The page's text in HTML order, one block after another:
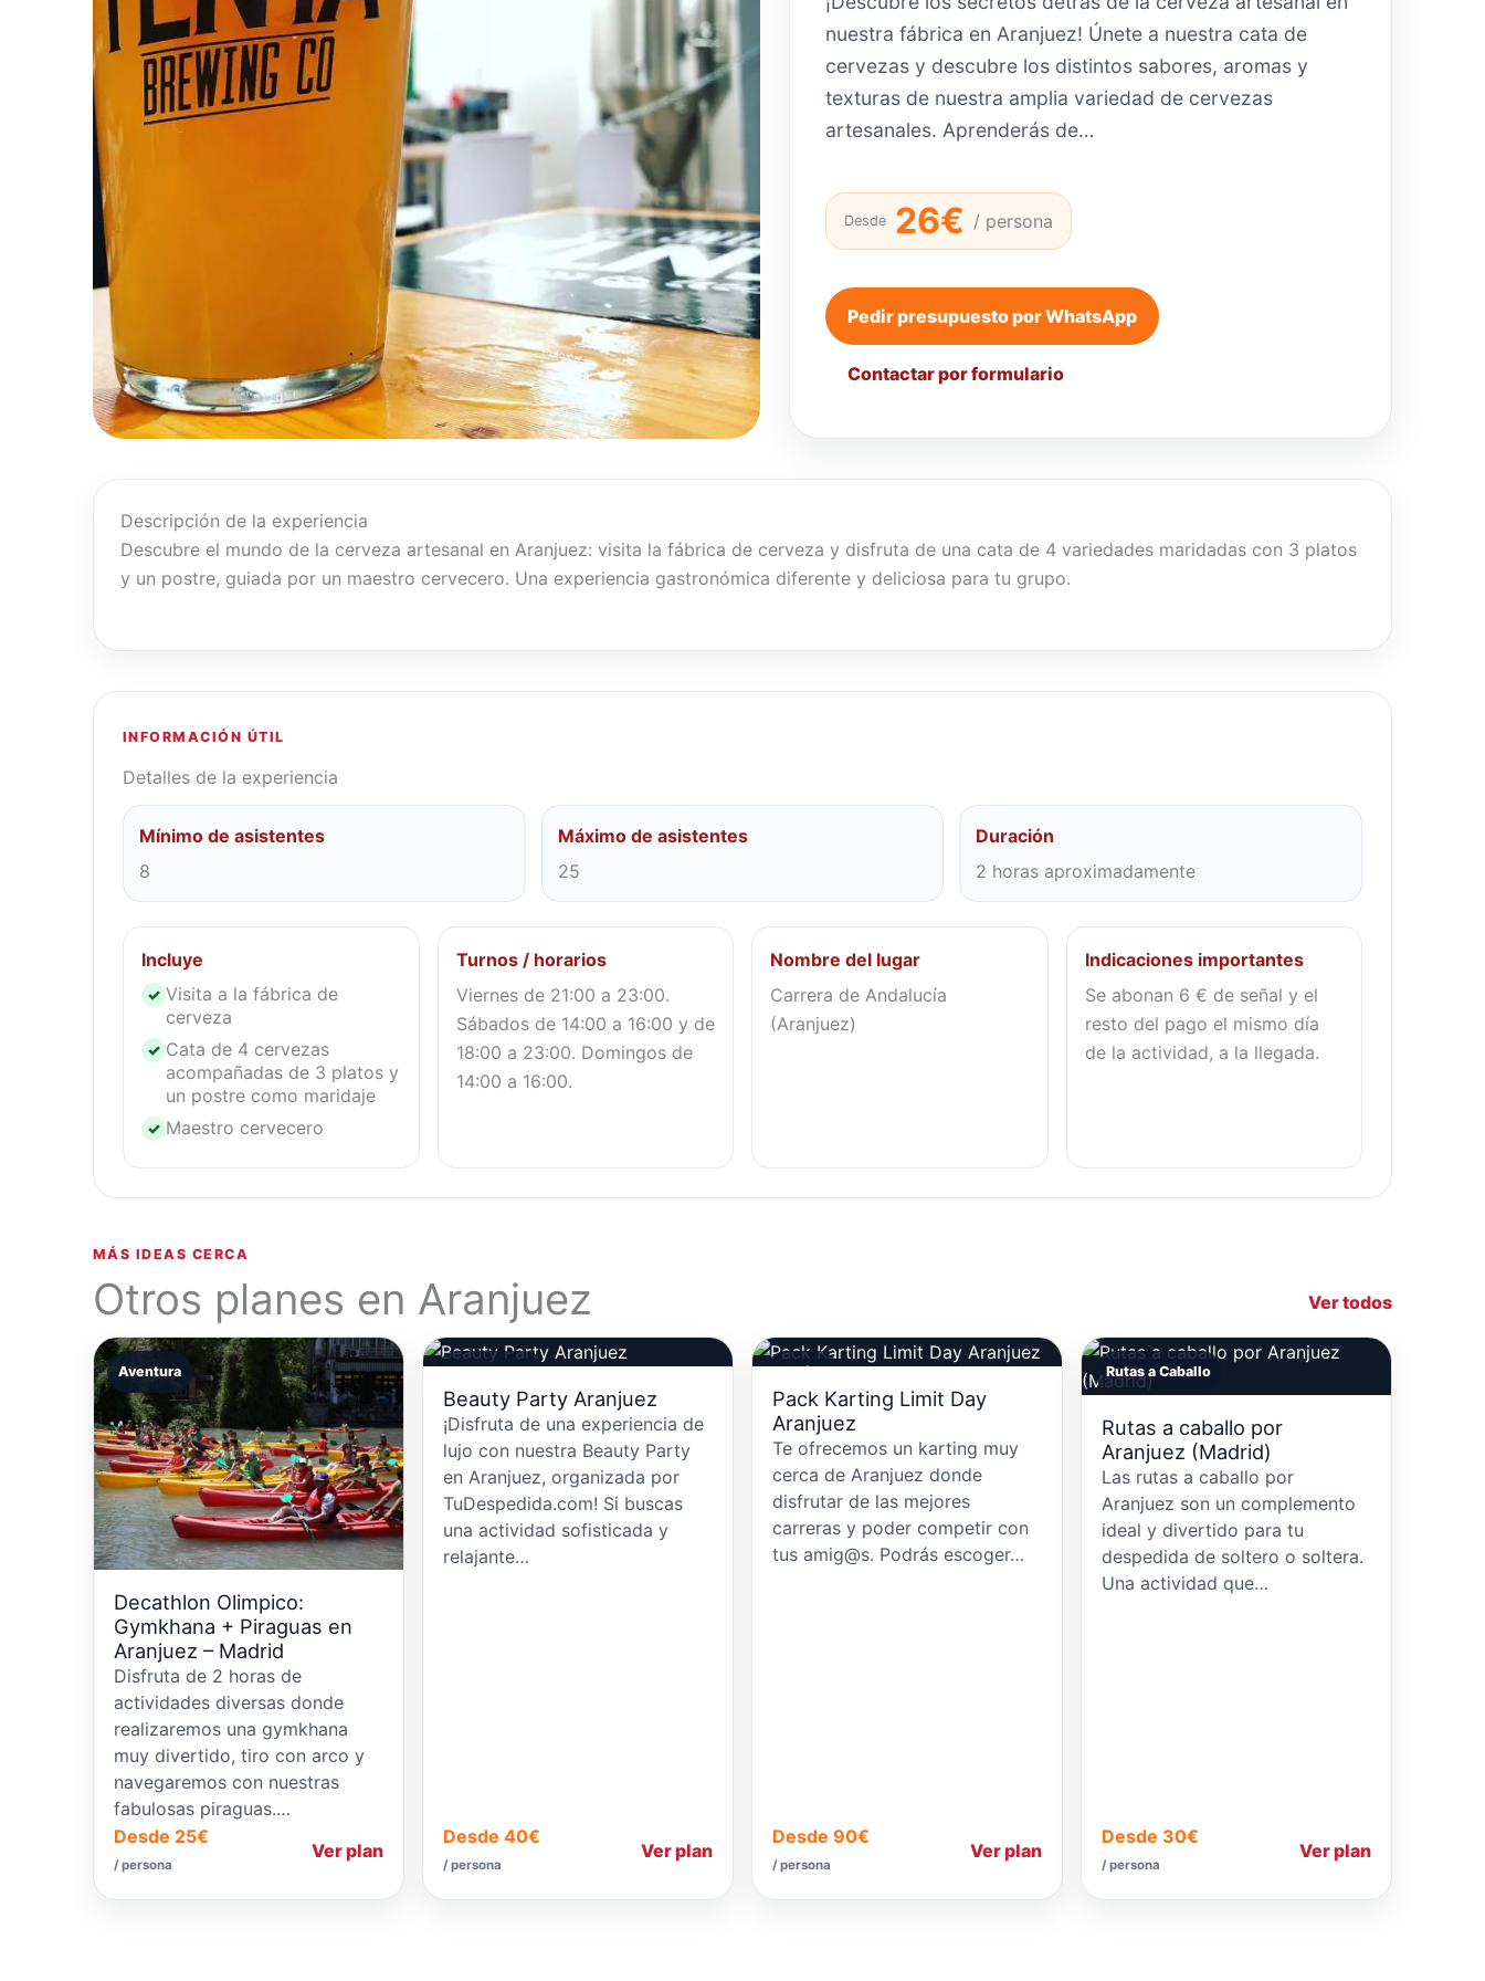
nuestra fábrica en Aranjuez! Únete a nuestra cata de
cervezas y descubre los distintos sabores, aromas y
texturas de nuestra amplia variedad de cervezas
artesanales. Aprenderás de…
Desde 26€ / persona
Pedir presupuesto por WhatsApp
Contactar por formulario
Descripción de la experiencia
Descubre el mundo de la cerveza artesanal en Aranjuez: visita la fábrica de cerveza y disfruta de una cata de 4 variedades maridadas con 3 platos
y un postre, guiada por un maestro cervecero. Una experiencia gastronómica diferente y deliciosa para tu grupo.
INFORMACIÓN ÚTIL
Detalles de la experiencia
Mínimo de asistentes
8
Máximo de asistentes
25
Duración
2 horas aproximadamente
Incluye
✓ Visita a la fábrica de
cerveza
✓ Cata de 4 cervezas
acompañadas de 3 platos y
un postre como maridaje
✓ Maestro cervecero
Turnos / horarios
Viernes de 21:00 a 23:00.
Sábados de 14:00 a 16:00 y de
18:00 a 23:00. Domingos de
14:00 a 16:00.
Nombre del lugar
Carrera de Andalucía
(Aranjuez)
Indicaciones importantes
Se abonan 6 € de señal y el
resto del pago el mismo día
de la actividad, a la llegada.
MÁS IDEAS CERCA
Otros planes en Aranjuez Ver todos
Aventura
Decathlon Olimpico:
Gymkhana + Piraguas en
Aranjuez – Madrid
Disfruta de 2 horas de
actividades diversas donde
realizaremos una gymkhana
muy divertido, tiro con arco y
navegaremos con nuestras
fabulosas piraguas.…
Desde 25€
/ persona
Ver plan
Beauty Party
Beauty Party Aranjuez
¡Disfruta de una experiencia de
lujo con nuestra Beauty Party
en Aranjuez, organizada por
TuDespedida.com! Si buscas
una actividad sofisticada y
relajante…
Desde 40€
/ persona
Ver plan
Karting
Pack Karting Limit Day
Aranjuez
Te ofrecemos un karting muy
cerca de Aranjuez donde
disfrutar de las mejores
carreras y poder competir con
tus amig@s. Podrás escoger…
Desde 90€
/ persona
Ver plan
Rutas a Caballo
Rutas a caballo por
Aranjuez (Madrid)
Las rutas a caballo por
Aranjuez son un complemento
ideal y divertido para tu
despedida de soltero o soltera.
Una actividad que…
Desde 30€
/ persona
Ver plan